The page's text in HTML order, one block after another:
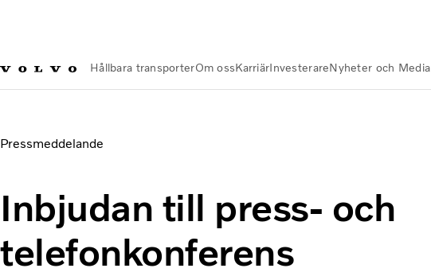
Hållbara transporterOm ossKarriärInvesterareNyheter och Media
Pressmeddelande
Inbjudan till press- och
telefonkonferens